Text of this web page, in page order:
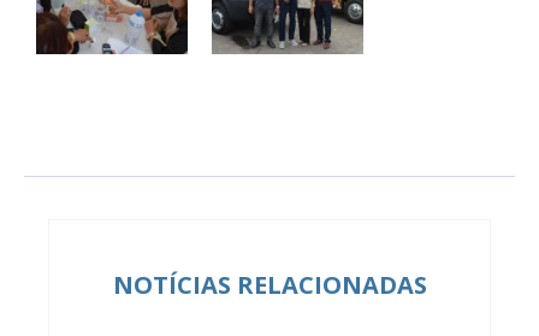
NOTÍCIAS RELACIONADAS